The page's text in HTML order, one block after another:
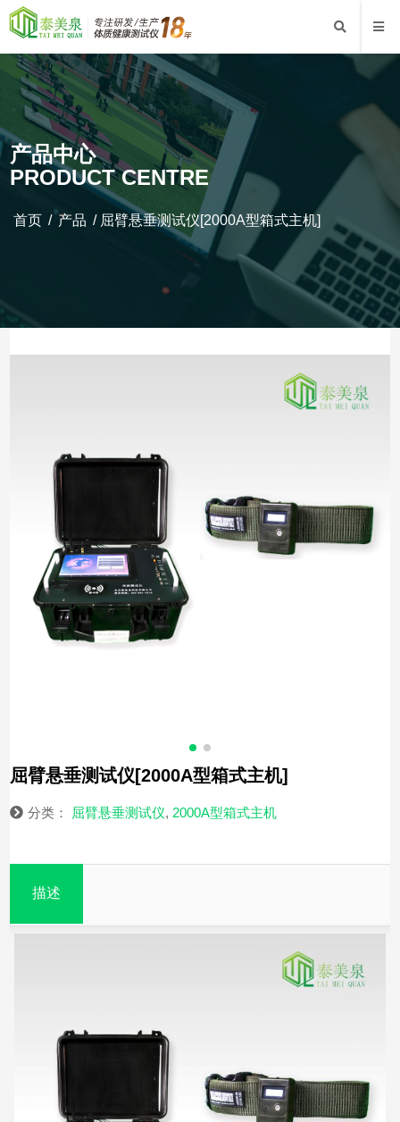
产品中心
PRODUCT CENTRE
首页 / 产品 / 屈臂悬垂测试仪[2000A型箱式主机]
屈臂悬垂测试仪[2000A型箱式主机]
分类： 屈臂悬垂测试仪, 2000A型箱式主机
描述